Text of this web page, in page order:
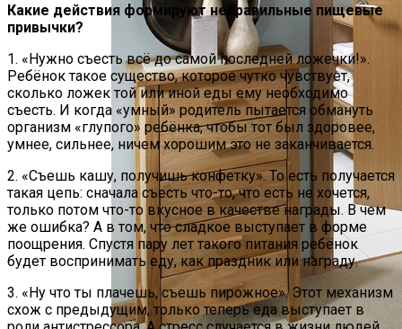
5 Кусочков В День. Врач Рассказала,
Почему Не Стоит Отказываться От
Хлеба
Какие действия формируют неправильные пищевые
привычки?
1. «Нужно съесть всё до самой последней ложечки!».
Ребёнок такое существо, которое чутко чувствует,
сколько ложек той или иной еды ему необходимо
съесть. И когда «умный» родитель пытается обмануть
организм «глупого» ребёнка, чтобы тот был здоровее,
умнее, сильнее, ничем хорошим это не заканчивается.
2. «Съешь кашу, получишь конфетку». То есть получается
такая цепь: сначала съесть что-то, что есть не хочется,
только потом что-то вкусное в качестве награды. В чем
же ошибка? А в том, что сладкое выступает в форме
поощрения. Спустя пару лет такого питания ребёнок
будет воспринимать еду, как праздник или награду.
3. «Ну что ты плачешь, съешь пирожное». Этот механизм
схож с предыдущим, только теперь еда выступает в